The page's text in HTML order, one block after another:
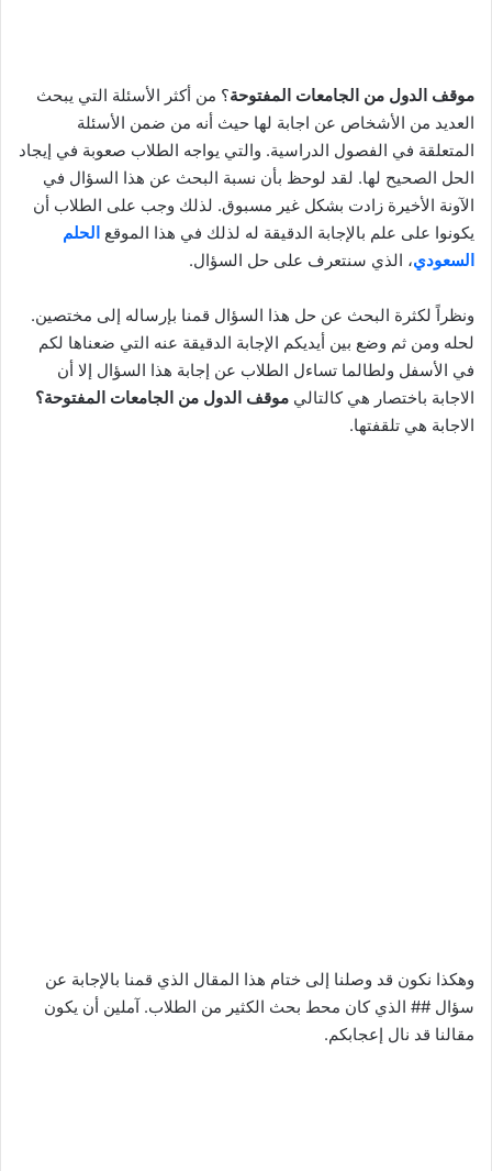
موقف الدول من الجامعات المفتوحة؟ من أكثر الأسئلة التي يبحث
العديد من الأشخاص عن اجابة لها حيث أنه من ضمن الأسئلة
المتعلقة في الفصول الدراسية. والتي يواجه الطلاب صعوبة في إيجاد
الحل الصحيح لها. لقد لوحظ بأن نسبة البحث عن هذا السؤال في
الآونة الأخيرة زادت بشكل غير مسبوق. لذلك وجب على الطلاب أن
يكونوا على علم بالإجابة الدقيقة له لذلك في هذا الموقع الحلم
السعودي، الذي سنتعرف على حل السؤال.
ونظراً لكثرة البحث عن حل هذا السؤال قمنا بإرساله إلى مختصين.
لحله ومن ثم وضع بين أيديكم الإجابة الدقيقة عنه التي ضعناها لكم
في الأسفل ولطالما تساءل الطلاب عن إجابة هذا السؤال إلا أن
الاجابة باختصار هي كالتالي موقف الدول من الجامعات المفتوحة؟
الاجابة هي تلقفتها.
وهكذا نكون قد وصلنا إلى ختام هذا المقال الذي قمنا بالإجابة عن
سؤال ## الذي كان محط بحث الكثير من الطلاب. آملين أن يكون
مقالنا قد نال إعجابكم.